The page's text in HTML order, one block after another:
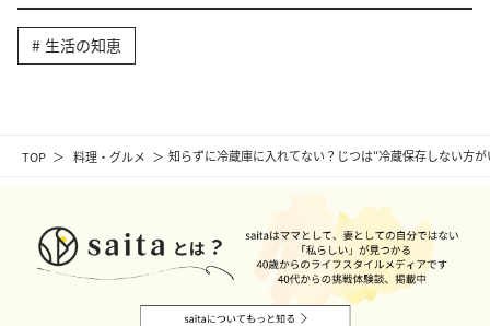
TOP 料理・グルメ 知らずに冷蔵庫に入れてない？じつは“冷蔵保存しない方
生活の知恵